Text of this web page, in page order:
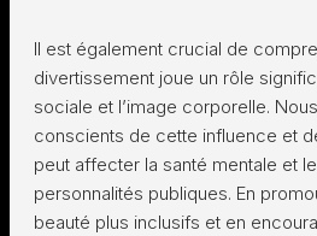
Il est également crucial de
divertissement joue un rôle
sociale et l’image corporelle.
conscients de cette influence et
peut affecter la santé mentale et
personnalités publiques. En
beauté plus inclusifs et en